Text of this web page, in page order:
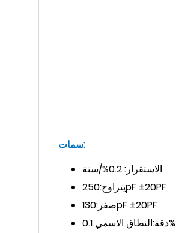
سمات:
الاستقرار: 0.2%/سنة
يتراوح:250pF ±20PF
صفر:130pF ±20PF
دقة:النطاق الاسمي 0.1%